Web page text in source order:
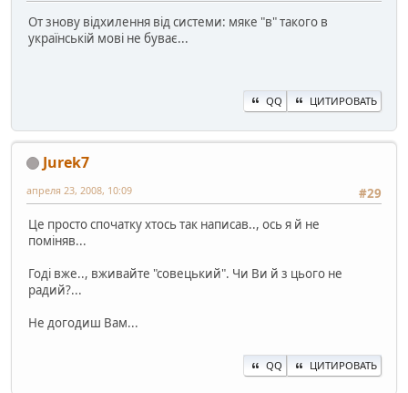
От знову відхилення від системи: мяке "в" такого в
українській мові не буває...
QQ ЦИТИРОВАТЬ
Jurek7
#29
апреля 23, 2008, 10:09
Це просто спочатку хтось так написав.., ось я й не
поміняв...
Годі вже.., вживайте "совецький". Чи Ви й з цього не
радий?...
Не догодиш Вам...
QQ ЦИТИРОВАТЬ